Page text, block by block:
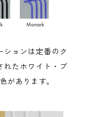
ョンは定番のク
れたホワイト・ブ
があります。